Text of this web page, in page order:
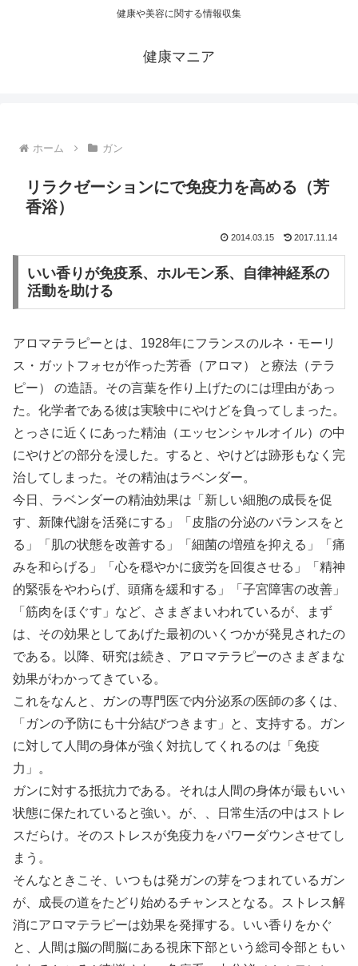
健康や美容に関する情報収集
健康マニア
ホーム ガン
リラクゼーションにで免疫力を高める（芳
香浴）
2014.03.15 2017.11.14
いい香りが免疫系、ホルモン系、自律神経系の
活動を助ける
アロマテラピーとは、1928年にフランスのルネ・モーリ
ス・ガットフォセが作った芳香（アロマ） と療法（テラ
ピー） の造語。その言葉を作り上げたのには理由があっ
た。化学者である彼は実験中にやけどを負ってしまった。
とっさに近くにあった精油（エッセンシャルオイル）の中
にやけどの部分を浸した。すると、やけどは跡形もなく完
治してしまった。その精油はラベンダー。
今日、ラベンダーの精油効果は「新しい細胞の成長を促
す、新陳代謝を活発にする」「皮脂の分泌のバランスをと
る」「肌の状態を改善する」「細菌の増殖を抑える」「痛
みを和らげる」「心を穏やかに疲労を回復させる」「精神
的緊張をやわらげ、頭痛を緩和する」「子宮障害の改善」
「筋肉をほぐす」など、さまぎまいわれているが、まず
は、その効果としてあげた最初のいくつかが発見されたの
である。以降、研究は続き、アロマテラピーのさまぎまな
効果がわかってきている。
これをなんと、ガンの専門医で内分泌系の医師の多くは、
「ガンの予防にも十分結びつきます」と、支持する。ガン
に対して人間の身体が強く対抗してくれるのは「免疫
力」。
ガンに対する抵抗力である。それは人間の身体が最もいい
状態に保たれていると強い。が、、日常生活の中はストレ
スだらけ。そのストレスが免疫力をパワーダウンさせてし
まう。
そんなときこそ、いつもは発ガンの芽をつまれているガン
が、成長の道をたどり始めるチャンスとなる。ストレス解
消にアロマテラピーは効果を発揮する。いい香りをかぐ
と、人間は脳の間脳にある視床下部という総司令部ともい